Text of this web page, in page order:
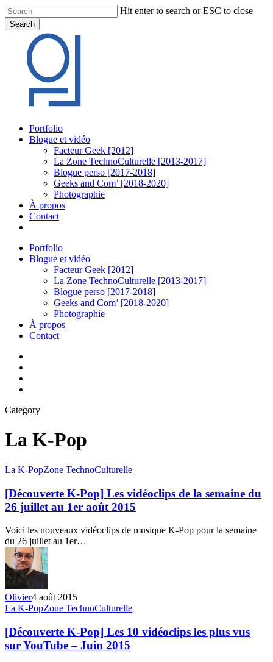
Skip
to
main
content
Hit enter to search or ESC to close
Search
Search
Menu
Portfolio
Blogue et vidéo
Facteur Geek [2012]
La Zone TechnoCulturelle [2013-2017]
Blogue perso [2017-2018]
Geeks and Com’ [2018-2020]
Photographie
À propos
Contact
Portfolio
Blogue et vidéo
Facteur Geek [2012]
La Zone TechnoCulturelle [2013-2017]
Blogue perso [2017-2018]
Geeks and Com’ [2018-2020]
Photographie
À propos
Contact
Category
La K-Pop
[Découverte
Pop]
Les
vidéoclips
la
semaine
du
26
juillet
au
1er
août
La K-PopZone TechnoCulturelle
[Découverte K-Pop] Les vidéoclips de la semaine du
26 juillet au 1er août 2015
Voici les nouveaux vidéoclips de musique K-Pop pour la semaine
du 26 juillet au 1er…
Olivier4 août 2015
[Découverte
Pop]
Les
10
La K-PopZone TechnoCulturelle
[Découverte K-Pop] Les 10 vidéoclips les plus vus
sur YouTube – Juin 2015